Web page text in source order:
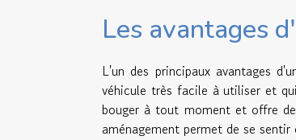
Les avantages
L'un des principaux avantages
véhicule très facile à utiliser et
bouger à tout moment et offre
aménagement permet de se sentir